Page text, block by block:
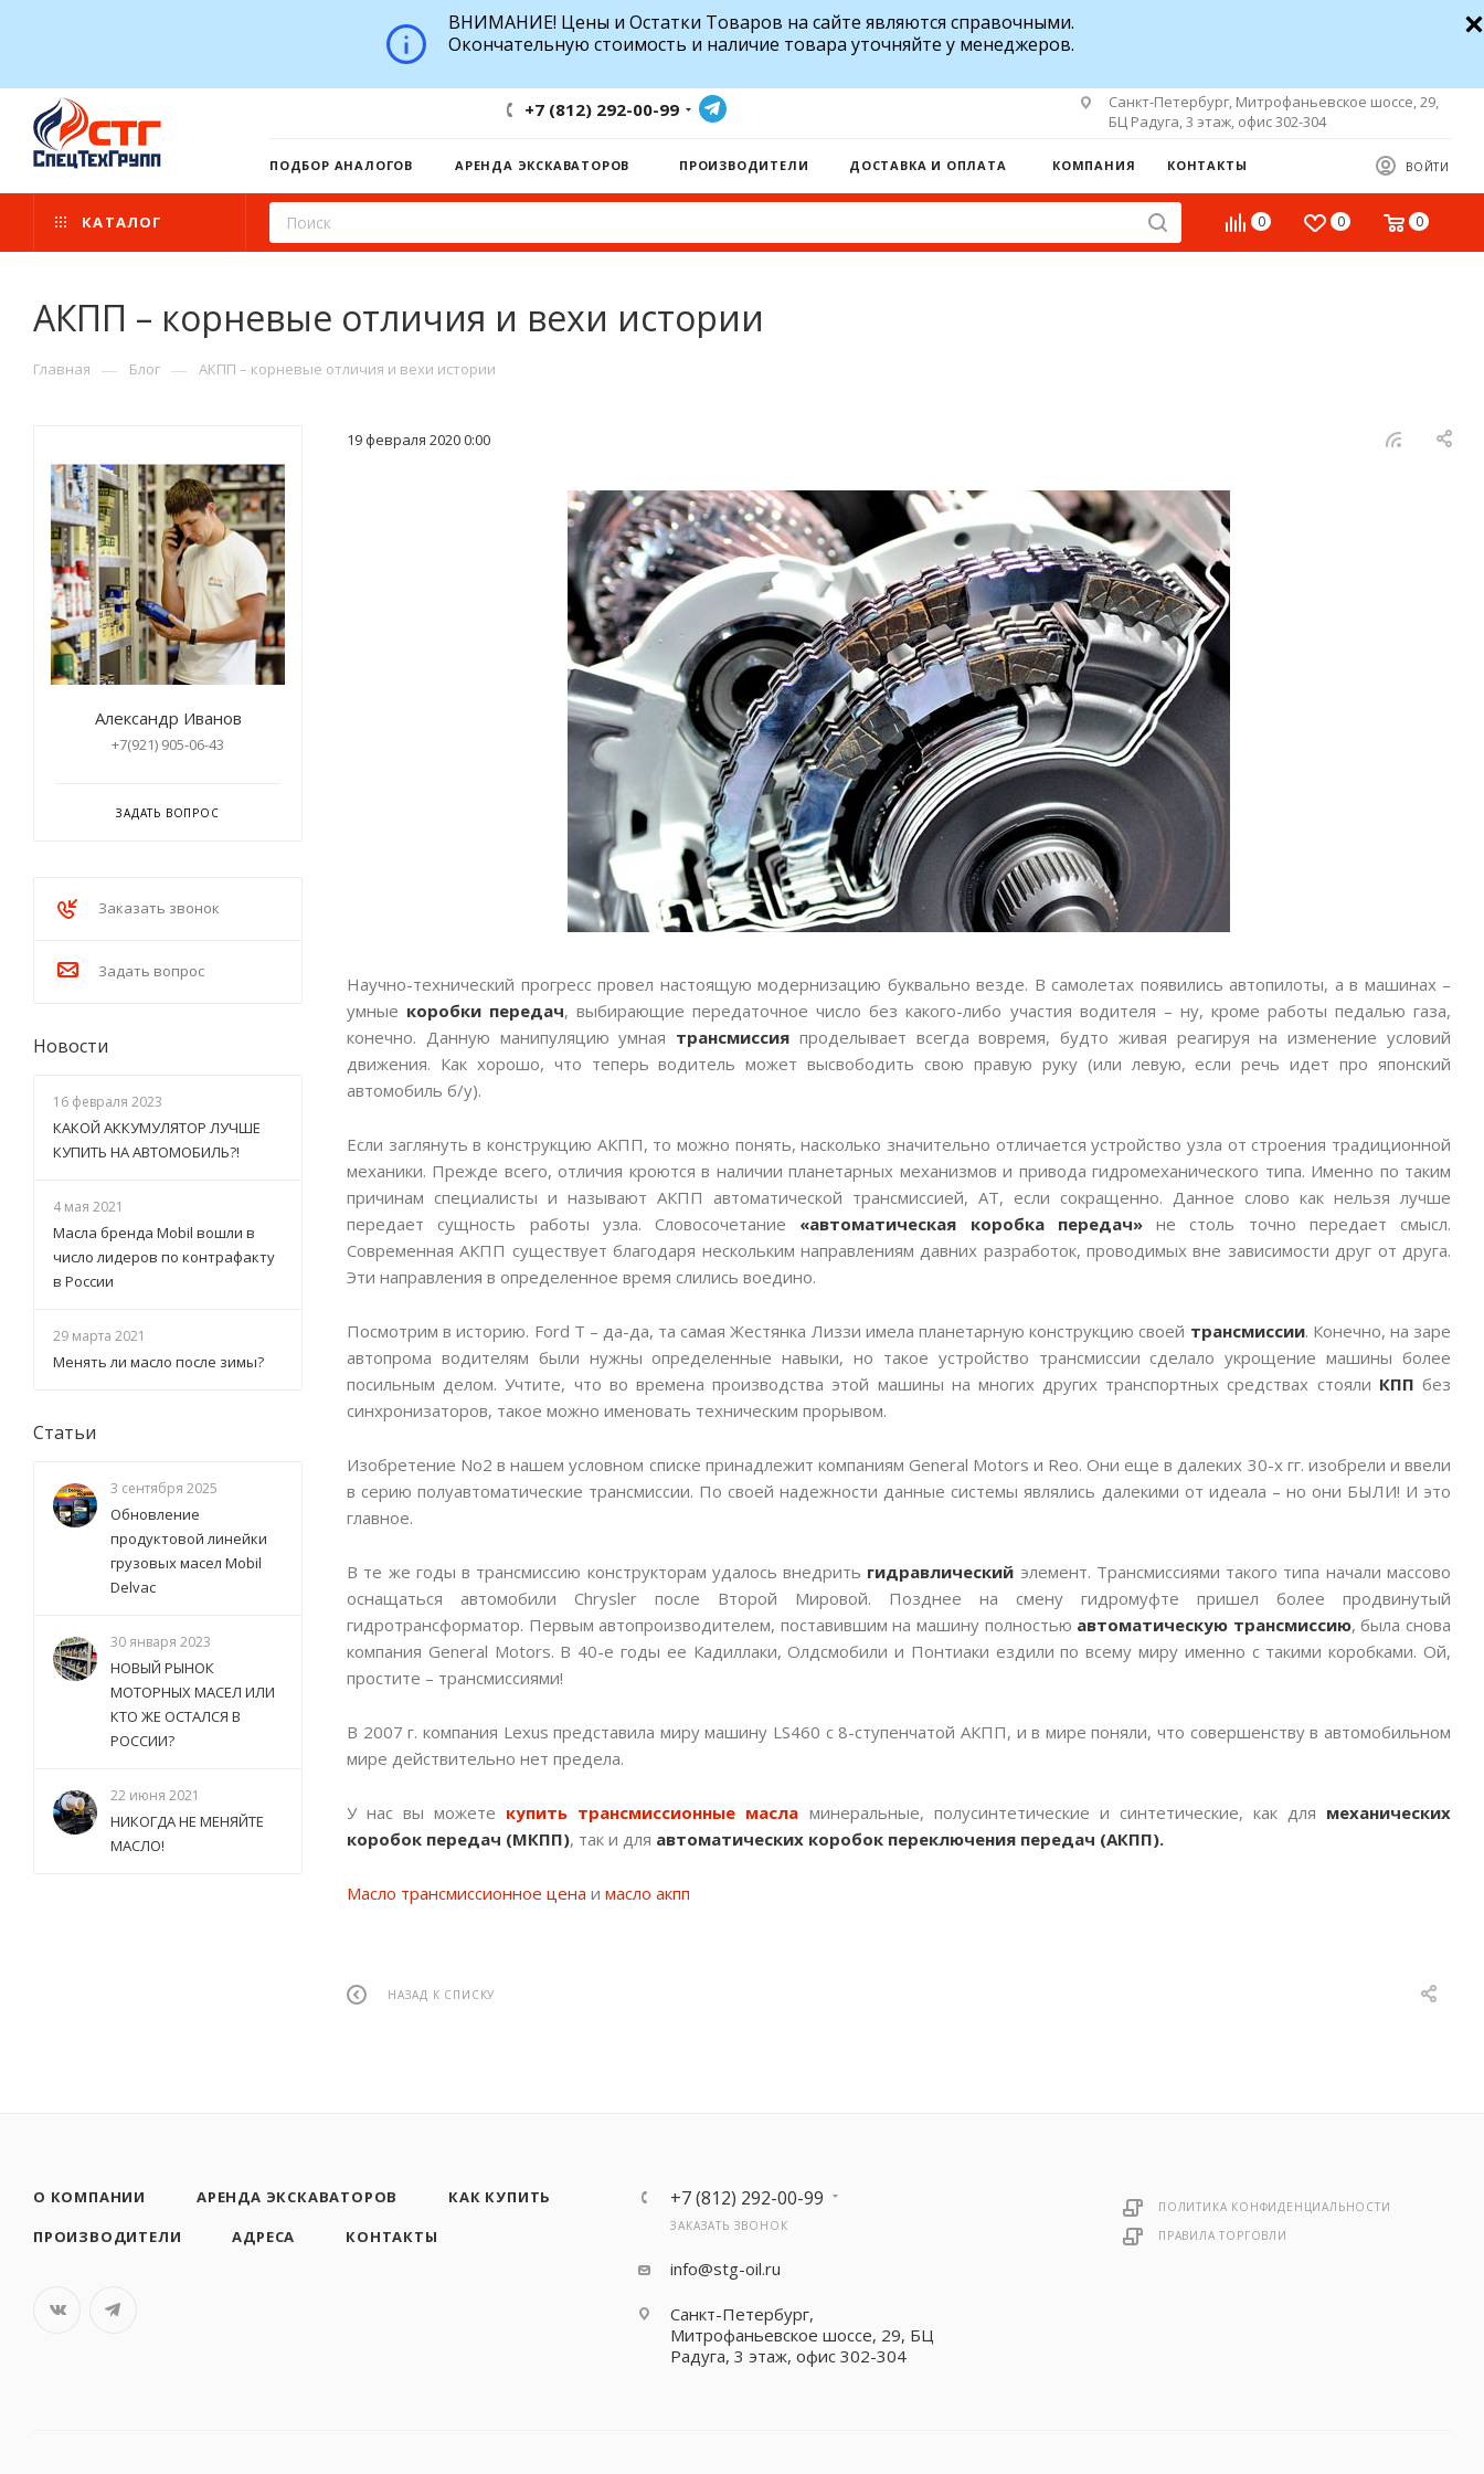
ВНИМАНИЕ! Цены и Остатки Товаров на сайте являются справочными.
Окончательную стоимость и наличие товара уточняйте у менеджеров.
+7 (812) 292-00-99
Санкт-Петербург, Митрофаньевское шоссе, 29,
БЦ Радуга, 3 этаж, офис 302-304
ВОЙТИ
ПОДБОР АНАЛОГОВ АРЕНДА ЭКСКАВАТОРОВ ПРОИЗВОДИТЕЛИ ДОСТАВКА И ОПЛАТА КОМПАНИЯ КОНТАКТЫ
0 0 0
КАТАЛОГ
АКПП – корневые отличия и вехи истории
Главная — Блог — АКПП – корневые отличия и вехи истории
19 февраля 2020 0:00
Научно-технический прогресс провел настоящую модернизацию буквально везде. В самолетах появились автопилоты, а в машинах –
умные коробки передач, выбирающие передаточное число без какого-либо участия водителя – ну, кроме работы педалью газа,
конечно. Данную манипуляцию умная трансмиссия проделывает всегда вовремя, будто живая реагируя на изменение условий
движения. Как хорошо, что теперь водитель может высвободить свою правую руку (или левую, если речь идет про японский
автомобиль б/у).
Если заглянуть в конструкцию АКПП, то можно понять, насколько значительно отличается устройство узла от строения традиционной
механики. Прежде всего, отличия кроются в наличии планетарных механизмов и привода гидромеханического типа. Именно по таким
причинам специалисты и называют АКПП автоматической трансмиссией, АТ, если сокращенно. Данное слово как нельзя лучше
передает сущность работы узла. Словосочетание «автоматическая коробка передач»не столь точно передает смысл.
Современная АКПП существует благодаря нескольким направлениям давних разработок, проводимых вне зависимости друг от друга.
Эти направления в определенное время слились воедино.
Посмотрим в историю. Ford T – да-да, та самая Жестянка Лиззи имела планетарную конструкцию своей трансмиссии. Конечно, на заре
автопрома водителям были нужны определенные навыки, но такое устройство трансмиссии сделало укрощение машины более
посильным делом. Учтите, что во времена производства этой машины на многих других транспортных средствах стояли КПП без
синхронизаторов, такое можно именовать техническим прорывом.
Изобретение No2 в нашем условном списке принадлежит компаниям General Motors и Reo. Они еще в далеких 30-х гг. изобрели и ввели
в серию полуавтоматические трансмиссии. По своей надежности данные системы являлись далекими от идеала – но они БЫЛИ! И это
главное.
В те же годы в трансмиссию конструкторам удалось внедрить гидравлический элемент. Трансмиссиями такого типа начали массово
оснащаться автомобили Chrysler после Второй Мировой. Позднее на смену гидромуфте пришел более продвинутый
гидротрансформатор. Первым автопроизводителем, поставившим на машину полностью автоматическую трансмиссию, была снова
компания General Motors. В 40-е годы ее Кадиллаки, Олдсмобили и Понтиаки ездили по всему миру именно с такими коробками. Ой,
простите – трансмиссиями!
В 2007 г. компания Lexus представила миру машину LS460 с 8-ступенчатой АКПП, и в мире поняли, что совершенству в автомобильном
мире действительно нет предела.
У нас вы можете купить транcмиссионные масла минеральные, полусинтетические и синтетические, как для механических
коробок передач (МКПП), так и для автоматических коробок переключения передач (АКПП).
Масло трансмиссионное цена и масло акпп
НАЗАД К СПИСКУ
Александр Иванов
+7(921) 905-06-43
ЗАДАТЬ ВОПРОС
Заказать звонок
Задать вопрос
Новости
16 февраля 2023
КАКОЙ АККУМУЛЯТОР ЛУЧШЕ
КУПИТЬ НА АВТОМОБИЛЬ?!
4 мая 2021
Масла бренда Mobil вошли в
число лидеров по контрафакту
в России
29 марта 2021
Менять ли масло после зимы?
Статьи
3 сентября 2025
Обновление
продуктовой линейки
грузовых масел Mobil
Delvac
30 января 2023
НОВЫЙ РЫНОК
МОТОРНЫХ МАСЕЛ ИЛИ
КТО ЖЕ ОСТАЛСЯ В
РОССИИ?
22 июня 2021
НИКОГДА НЕ МЕНЯЙТЕ
МАСЛО!
О КОМПАНИИ АРЕНДА ЭКСКАВАТОРОВ
КАК КУПИТЬ
ПРОИЗВОДИТЕЛИ
АДРЕСА КОНТАКТЫ
+7 (812) 292-00-99
ЗАКАЗАТЬ ЗВОНОК
info@stg-oil.ru
Санкт-Петербург,
Митрофаньевское шоссе, 29, БЦ
Радуга, 3 этаж, офис 302-304
ПОЛИТИКА КОНФИДЕНЦИАЛЬНОСТИ
ПРАВИЛА ТОРГОВЛИ